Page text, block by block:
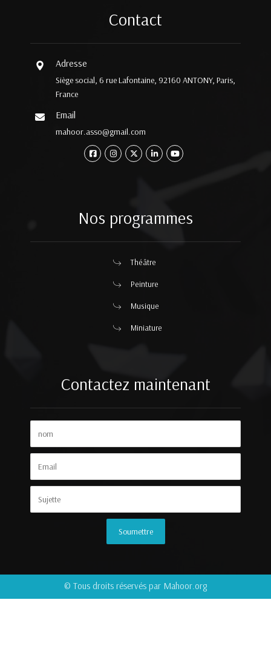
Contact
Adresse
Siège social, 6 rue Lafontaine, 92160 ANTONY, Paris,
France
Email
mahoor.asso@gmail.com
Nos programmes
Théâtre
Peinture
Musique
Miniature
Contactez maintenant
© Tous droits réservés par Mahoor.org